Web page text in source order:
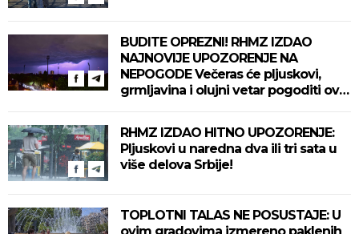
BUDITE OPREZNI! RHMZ IZDAO
NAJNOVIJE UPOZORENJE NA
NEPOGODE Večeras će pljuskovi,
grmljavina i olujni vetar pogoditi ove
RHMZ IZDAO HITNO UPOZORENJE:
Pljuskovi u naredna dva ili tri sata u
više delova Srbije!
TOPLOTNI TALAS NE POSUSTAJE: U